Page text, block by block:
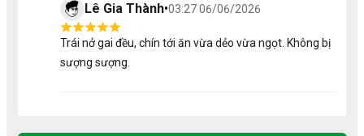
Giá tiền có thể chênh lệch dựa trên khối lượng thực
tế của sản phẩm và thời giá.
Trái cây có thể thay đổi do tính chất mùa vụ, sẽ
Cửa hàng sẽ liên hệ thông báo khi có sự thay đổi.
Lê Gia Thành•03:27 06/06/2026
Trái nở gai đều, chín tới ăn vừa dẻo vừa ngọt. Không bị
sượng sượng.